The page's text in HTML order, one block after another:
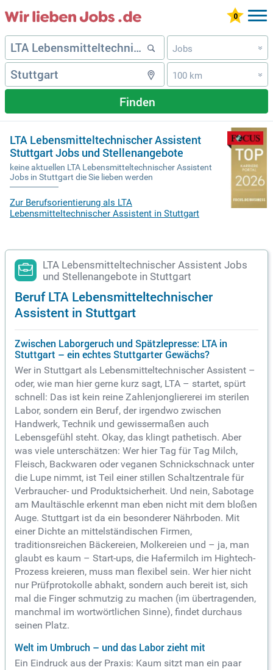
Jobs »
100 km »
Finden
LTA Lebensmitteltechnischer Assistent
Stuttgart Jobs und Stellenangebote
keine aktuellen LTA Lebensmitteltechnischer Assistent
Jobs in Stuttgart die Sie lieben werden
Zur Berufsorientierung als LTA
Lebensmitteltechnischer Assistent in Stuttgart
LTA Lebensmitteltechnischer Assistent Jobs
und Stellenangebote in Stuttgart
Beruf LTA Lebensmitteltechnischer
Assistent in Stuttgart
Zwischen Laborgeruch und Spätzlepresse: LTA in
Stuttgart – ein echtes Stuttgarter Gewächs?
Wer in Stuttgart als Lebensmitteltechnischer Assistent –
oder, wie man hier gerne kurz sagt, LTA – startet, spürt
schnell: Das ist kein reine Zahlenjongliererei im sterilen
Labor, sondern ein Beruf, der irgendwo zwischen
Handwerk, Technik und gewissermaßen auch
Lebensgefühl steht. Okay, das klingt pathetisch. Aber
was viele unterschätzen: Wer hier Tag für Tag Milch,
Fleisch, Backwaren oder veganen Schnickschnack unter
die Lupe nimmt, ist Teil einer stillen Schaltzentrale für
Verbraucher- und Produktsicherheit. Und nein, Sabotage
am Maultäschle erkennt man eben nicht mit dem bloßen
Auge. Stuttgart ist da ein besonderer Nährboden. Mit
einer Dichte an mittelständischen Firmen,
traditionsreichen Bäckereien, Molkereien und – ja, man
glaubt es kaum – Start-ups, die Hafermilch im Hightech-
Prozess kreieren, muss man flexibel sein. Wer hier nicht
nur Prüfprotokolle abhakt, sondern auch bereit ist, sich
mal die Finger schmutzig zu machen (im übertragenden,
manchmal im wortwörtlichen Sinne), findet durchaus
seinen Platz.
Welt im Umbruch – und das Labor zieht mit
Ein Eindruck aus der Praxis: Kaum sitzt man ein paar